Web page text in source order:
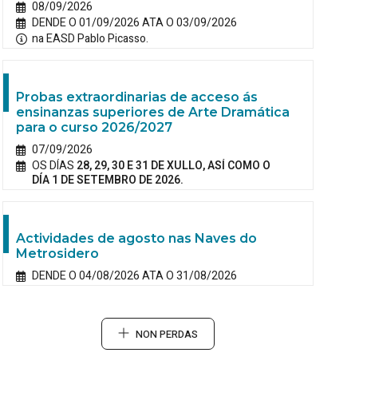
08/09/2026
DENDE O 01/09/2026 ATA O 03/09/2026
na EASD Pablo Picasso.
Probas extraordinarias de acceso ás
ensinanzas superiores de Arte Dramática
para o curso 2026/2027
07/09/2026
OS DÍAS 28, 29, 30 E 31 DE XULLO, ASÍ COMO O
DÍA 1 DE SETEMBRO DE 2026.
Actividades de agosto nas Naves do
Metrosidero
DENDE O 04/08/2026 ATA O 31/08/2026
NON PERDAS